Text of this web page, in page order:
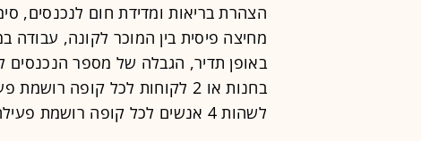
מחיצה פיסית בין המוכר לקונה, עבודה
לשהות 4 אנשים לכל קופה רושמת פעילה.